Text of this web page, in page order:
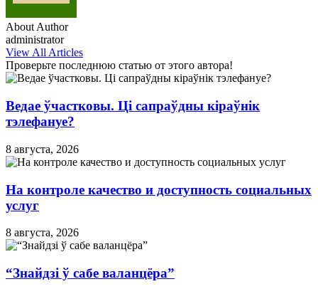
About Author
administrator
View All Articles
Проверьте последнюю статью от этого автора!
Ведае ўчастковы. Ці сапраўдны кіраўнік
тэлефануе?
8 августа, 2026
На контроле качество и доступность социальных
услуг
8 августа, 2026
“Знайдзі ў сабе валанцёра”